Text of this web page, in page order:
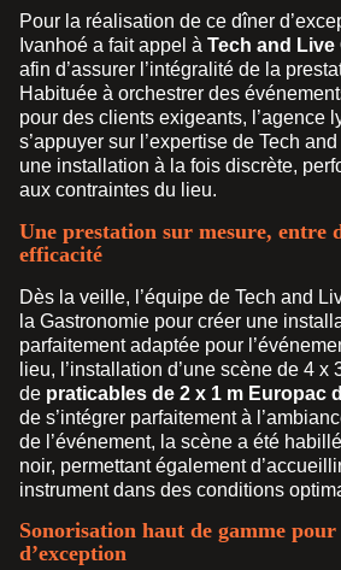
Pour la réalisation de ce dîner
Ivanhoé a fait appel à Tech and
afin d’assurer l’intégralité de la
Habituée à orchestrer des
pour des clients exigeants, l’agence
s’appuyer sur l’expertise de Tech
une installation à la fois discrète,
aux contraintes du lieu.
Une prestation sur mesure, entre
efficacité
Dès la veille, l’équipe de Tech and
la Gastronomie pour créer une
parfaitement adaptée pour
lieu, l’installation d’une scène de 4 x
de praticables de 2 x 1 m Europac
de s’intégrer parfaitement à
de l’événement, la scène a été
noir, permettant également
instrument dans des conditions
Sonorisation haut de gamme
d’exception